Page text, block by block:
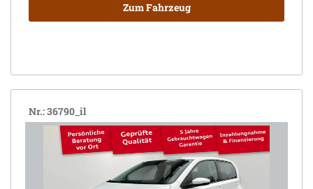
Zum Fahrzeug
Nr.: 36790_il